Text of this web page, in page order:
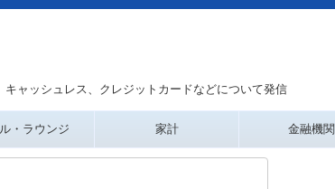
ャッシュレス、クレジットカードなどについて発信
・ラウンジ 家計 金融機関